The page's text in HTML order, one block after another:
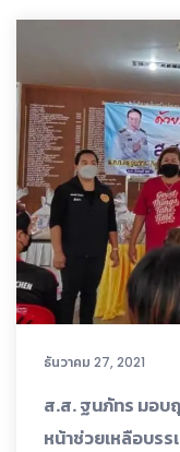
ธันวาคม 27, 2021
ส.ส. ฐนภัทร มอบ
หน้าช่วยเหลือบรร